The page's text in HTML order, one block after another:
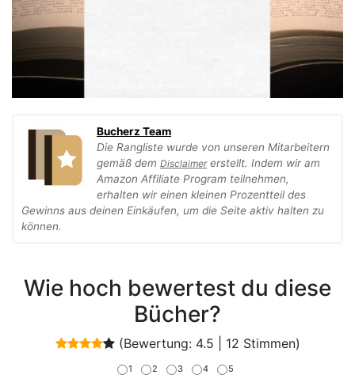
Bucherz Team
Die Rangliste wurde von unseren Mitarbeitern
gemäß dem Disclaimererstellt. Indem wir am
Amazon Affiliate Program teilnehmen,
erhalten wir einen kleinen Prozentteil des
Gewinns aus deinen Einkäufen, um die Seite aktiv halten zu
können.
Wie hoch bewertest du diese
Bücher?
(Bewertung: 4.5 12 Stimmen)
1 2 3 4 5